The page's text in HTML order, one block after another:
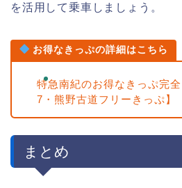
を活用して乗車しましょう。
お得なきっぷの詳細はこちら
特急南紀のお得なきっぷ完
7・熊野古道フリーきっぷ】
まとめ